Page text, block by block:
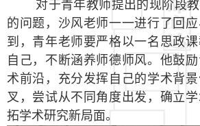
对于青年教师提出的现阶段
的问题，沙风老师一一进行了回
到，青年老师要严格以一名思政
自己，不断涵养师德师风。他鼓
术前沿，充分发挥自己的学术背
叉，尝试从不同角度出发，确立
拓学术研究新局面。